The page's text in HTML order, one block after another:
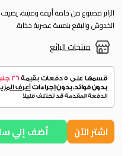
منتجات البائع
الرانر مصنوع من خامة أنيقة ومتينة،
الخدوش والبقع بلمسة عصرية جذابة.
اشتر الآن أضف إلي